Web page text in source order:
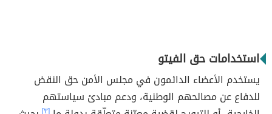
استخدامات حق الفيتو
يستخدم الأعضاء الدائمون في مجلس الأمن حق النقض
للدفاع عن مصالحهم الوطنية، ودعم مبادئ سياستهم
[٣]